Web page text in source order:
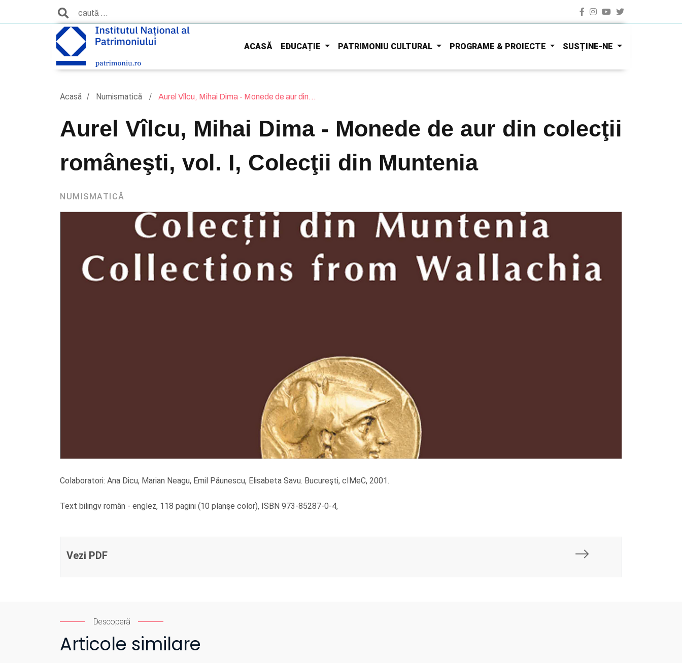
ACASĂ EDUCAȚIE PATRIMONIU CULTURAL PROGRAME & PROIECTE SUSȚINE-NE
Acasă Numismatică Aurel Vîlcu, Mihai Dima - Monede de aur din...
Aurel Vîlcu, Mihai Dima - Monede de aur din colecţii
româneşti, vol. I, Colecţii din Muntenia
NUMISMATICĂ
Colaboratori: Ana Dicu, Marian Neagu, Emil Păunescu, Elisabeta Savu. Bucureşti, cIMeC, 2001.
Text bilingv român - englez, 118 pagini (10 planşe color), ISBN 973-85287-0-4,
Vezi PDF
Descoperă
Articole similare